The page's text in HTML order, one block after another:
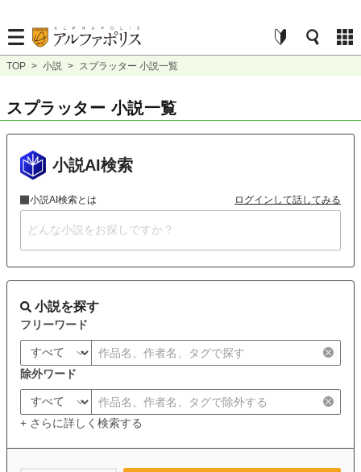
TOP > 小説 > スプラッター 小説一覧
スプラッター 小説一覧
小説AI検索
小説AI検索とは ログインして話してみる
小説を探す
フリーワード
除外ワード
+ さらに詳しく検索する